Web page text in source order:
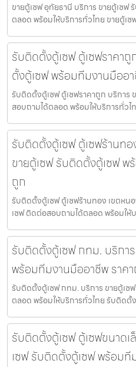
ขายตู้เซฟ อุทัยธานี บริการ ขายตู้เซ
ตลอด พร้อมให้บริการทั่วไทย ขายตู้เซ
รับติดตั้งตู้เซฟ ตู้เซฟราคา
ตั้งตู้เซฟ พร้อมทีมงานมืออ
รับติดตั้งตู้เซฟ ตู้เซฟราคาถูก บริการ
สอบถามได้ตลอด พร้อมให้บริการทั่ว
รับติดตั้งตู้เซฟ ตู้เซฟร้านท
ขายตู้เซฟ รับติดตั้งตู้เซฟ พ
ถูก
รับติดตั้งตู้เซฟ ตู้เซฟร้านทอง เขตห
เซฟ ติดต่อสอบถามได้ตลอด พร้อมให้
รับติดตั้งตู้เซฟ กทม. บริกา
พร้อมทีมงานมืออาชีพ ราค
รับติดตั้งตู้เซฟ กทม. บริการ ขายตู้เ
ตลอด พร้อมให้บริการทั่วไทย รับติดตั้
รับติดตั้งตู้เซฟ ตู้เซฟขนาด
เซฟ รับติดตั้งตู้เซฟ พร้อม